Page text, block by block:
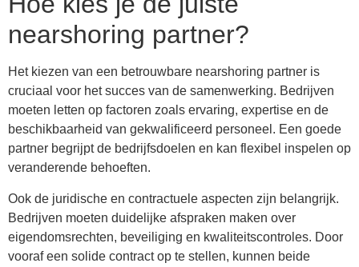
nearshoring partner?
Het kiezen van een betrouwbare nearshoring partner is
cruciaal voor het succes van de samenwerking. Bedrijven
moeten letten op factoren zoals ervaring, expertise en de
beschikbaarheid van gekwalificeerd personeel. Een goede
partner begrijpt de bedrijfsdoelen en kan flexibel inspelen op
veranderende behoeften.
Ook de juridische en contractuele aspecten zijn belangrijk.
Bedrijven moeten duidelijke afspraken maken over
eigendomsrechten, beveiliging en kwaliteitscontroles. Door
vooraf een solide contract op te stellen, kunnen beide